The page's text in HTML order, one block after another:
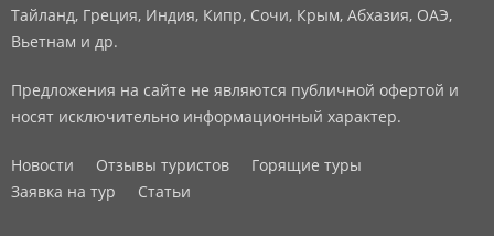
Тайланд, Греция, Индия, Кипр, Сочи, Крым, Абхазия, ОАЭ,
Вьетнам и др.
Предложения на сайте не являются публичной офертой и
носят исключительно информационный характер.
Новости Отзывы туристов
Горящие туры
Заявка на тур
Статьи